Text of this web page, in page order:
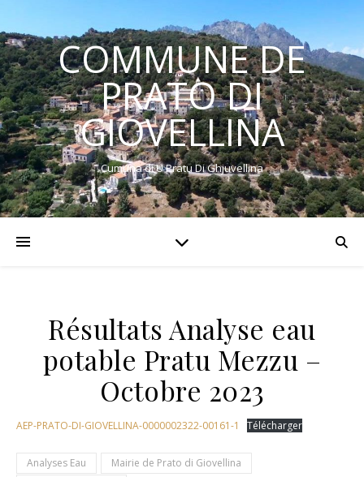
COMMUNE DE
PRATO DI
GIOVELLINA
Cumuna di U Pratu Di Ghjuvellina
Résultats Analyse eau
potable Pratu Mezzu –
Octobre 2023
AEP-PRATO-DI-GIOVELLINA-0000002322-00161-1 Télécharger
Analyses Eau
Mairie de Prato di Giovellina